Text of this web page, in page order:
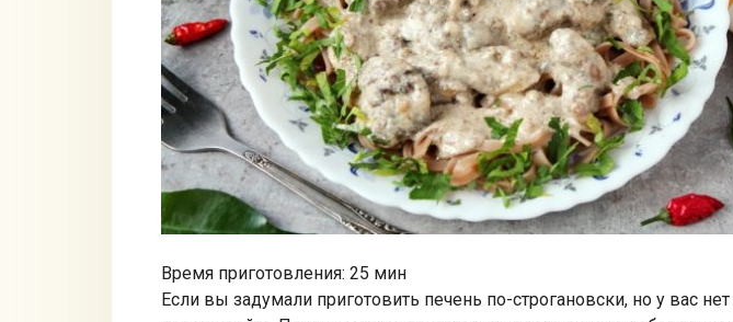
Время приготовления: 25 мин
Если вы задумали приготовить печень по-строгановски, но у вас